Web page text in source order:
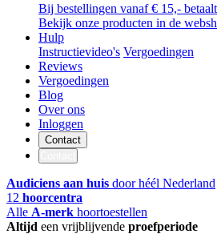
Bij bestellingen vanaf € 15,-
Bekijk onze producten in de
Hulp
Instructievideo's Vergoedingen
Reviews
Vergoedingen
Blog
Over ons
Inloggen
Contact
Audiciens aan huis door héél Nederland
12 hoorcentra
Alle A-merk hoortoestellen
Altijd een vrijblijvende proefperiode